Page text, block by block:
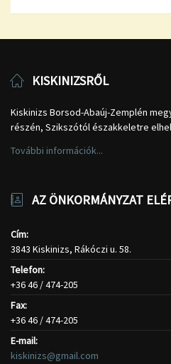
KISKINIZSRŐL
Kiskinizs Borsod-Abaúj-Zemplén
részén, Szikszótól északkeletre
További információk...
AZ ÖNKORMÁNYZAT
Cím:
3843 Kiskinizs, Rákóczi u. 58.
Telefon:
+36 46 / 474-205
Fax:
+36 46 / 474-205
E-mail:
kiskinizs@gmail.com